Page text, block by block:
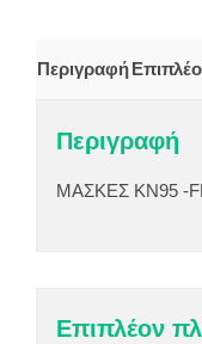
Περιγραφή
Περιγραφή
MAΣΚΕΣ ΚΝ95 -
Επιπλέον